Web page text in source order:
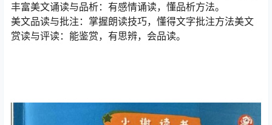
丰富美文诵读与品析：有感情诵读，懂品析方法。
美文品读与批注：掌握朗读技巧，懂得文字批注方法美文
赏读与评读：能鉴赏，有思辨，会品读。